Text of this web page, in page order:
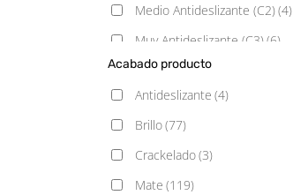
Medio Antideslizante (C2)(4)
Muy Antideslizante (C3)(6)
Poco Antideslizante (C1)
Acabado producto
Antideslizante (4)
Brillo(77)
Crackelado(3)
Mate (119)